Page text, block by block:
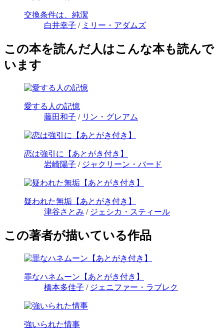
交換条件は、純潔
白井幸子 / ミリー・アダムズ
この本を読んだ人はこんな本も読んで
います
愛する人の記憶
藤田和子 / リン・グレアム
恋は強引に【あとがき付き】
岩崎陽子 / ジャクリーン・バード
疑われた無垢【あとがき付き】
津谷さとみ / ジェシカ・スティール
この著者が描いている作品
罪なハネムーン【あとがき付き】
橋本多佳子 / ジェニファー・ラブレク
強いられた情事